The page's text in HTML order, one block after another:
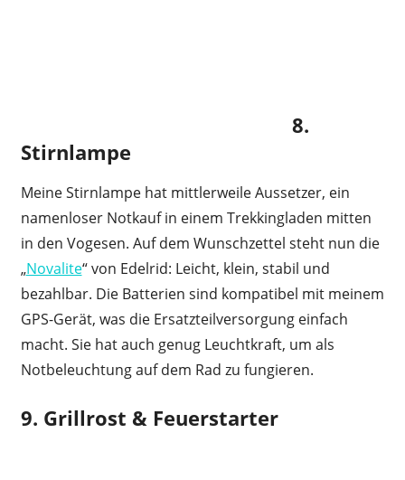
8.
Stirnlampe
Meine Stirnlampe hat mittlerweile Aussetzer, ein
namenloser Notkauf in einem Trekkingladen mitten
in den Vogesen. Auf dem Wunschzettel steht nun die
„Novalite“ von Edelrid: Leicht, klein, stabil und
bezahlbar. Die Batterien sind kompatibel mit meinem
GPS-Gerät, was die Ersatzteilversorgung einfach
macht. Sie hat auch genug Leuchtkraft, um als
Notbeleuchtung auf dem Rad zu fungieren.
9. Grillrost & Feuerstarter